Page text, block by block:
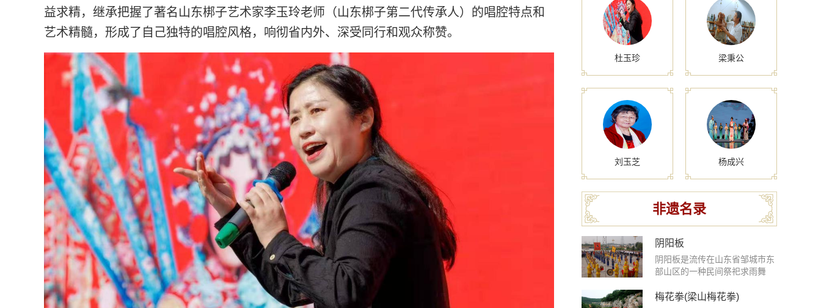
益求精，继承把握了著名山东梆子艺术家李玉玲老师（山东梆子第二代传承人）的唱腔特点和
艺术精髓，形成了自己独特的唱腔风格，响彻省内外、深受同行和观众称赞。
杜玉珍 梁秉公
刘玉芝 杨成兴
非遗名录
阴阳板
阴阳板是流传在山东省邹城市东
部山区的一种民间祭祀求雨舞
融合着民间音乐、传统舞蹈、宗
梅花拳(梁山梅花拳)